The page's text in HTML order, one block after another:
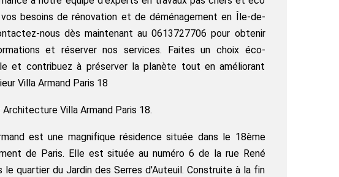
besoins de rénovation et de déménagement en Île-de-
nous dès maintenant au 0613727706 pour obtenir
et réserver nos services. Faites un choix éco-
et contribuez à préserver la planète tout en améliorant
Villa Armand Paris 18
Villa Armand Paris 18.
est une magnifique résidence située dans le 18ème
de Paris. Elle est située au numéro 6 de la rue René
le quartier du Jardin des Serres d'Auteuil. Construite à la fin